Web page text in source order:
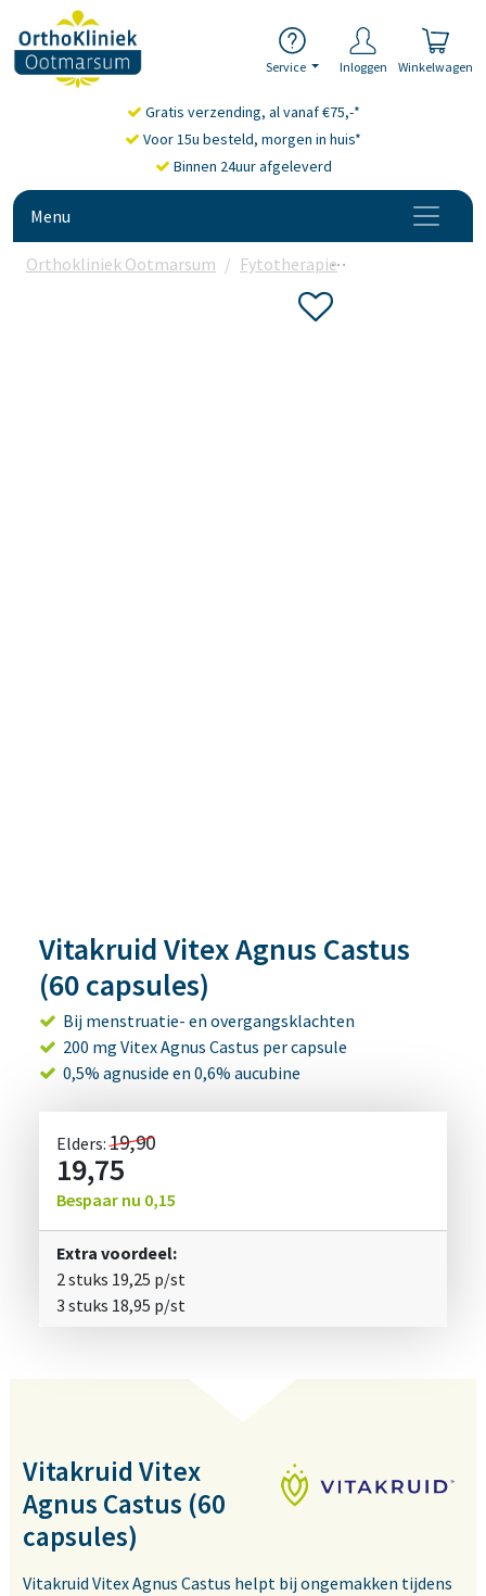
Service Inloggen Winkelwagen
Gratis verzending, al vanaf €75,-*
Voor 15u besteld, morgen in huis*
Binnen 24uur afgeleverd
Menu
Orthokliniek Ootmarsum Fytotherapie
Vitakruid Vitex Agnus Castus
(60 capsules)
Bij menstruatie- en overgangsklachten
200 mg Vitex Agnus Castus per capsule
0,5% agnuside en 0,6% aucubine
Elders:19,90
19,75
Bespaar nu 0,15
Extra voordeel:
2 stuks 19,25 p/st
3 stuks 18,95 p/st
Vitakruid Vitex
Agnus Castus (60
capsules)
Vitakruid Vitex Agnus Castus helpt bij ongemakken tijdens